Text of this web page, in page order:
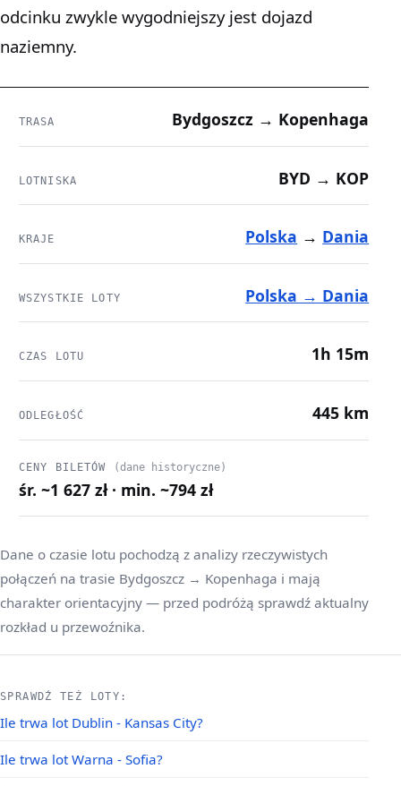
odcinku zwykle wygodniejszy jest dojazd
naziemny.
TRASA Bydgoszcz → Kopenhaga
LOTNISKA BYD → KOP
KRAJE Polska → Dania
WSZYSTKIE LOTY Polska → Dania
CZAS LOTU 1h 15m
ODLEGŁOŚĆ 445 km
CENY BILETÓW (dane historyczne)
śr. ~1 627 zł · min. ~794 zł
Dane o czasie lotu pochodzą z analizy rzeczywistych
połączeń na trasie Bydgoszcz → Kopenhaga i mają
charakter orientacyjny — przed podróżą sprawdź aktualny
rozkład u przewoźnika.
SPRAWDŹ TEŻ LOTY:
Ile trwa lot Dublin - Kansas City?
Ile trwa lot Warna - Sofia?